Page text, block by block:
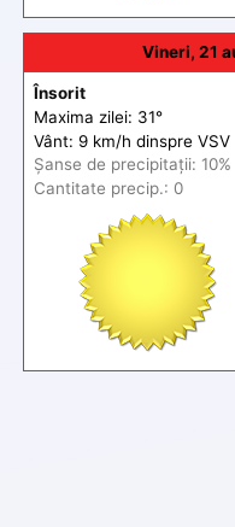
Vineri, 21
Însorit
Maxima zilei: 31°
Vânt: 9 km/h dinspre VSV
Șanse de precipitații: 10%
Cantitate precip.: 0